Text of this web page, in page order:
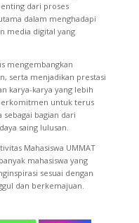
dari proses
dalam menghadapi
media digital yang
mengembangkan
serta menjadikan prestasi
karya-karya yang lebih
untuk terus
bagian dari
saing lulusan.
Mahasiswa UMMAT
mahasiswa yang
sesuai dengan
dan berkemajuan.